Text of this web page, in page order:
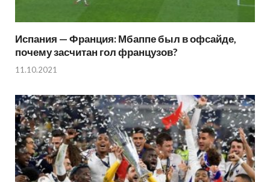
Испания — Франция: Мбаппе был в офсайде,
почему засчитан гол французов?
11.10.2021